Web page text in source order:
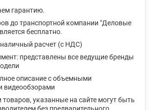
гарантию.
до транспортной компании "Деловые
бесплатно.
расчет (с НДС)
представлены все ведущие бренды
описание с объемными
видеообзорами
товаров, указанные на сайте могут быть